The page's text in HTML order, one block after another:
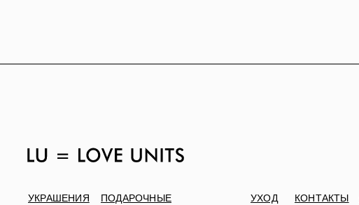
УКРАШЕНИЯ
ПОДАРОЧНЫЕ
КОНТАКТЫ
УХОД